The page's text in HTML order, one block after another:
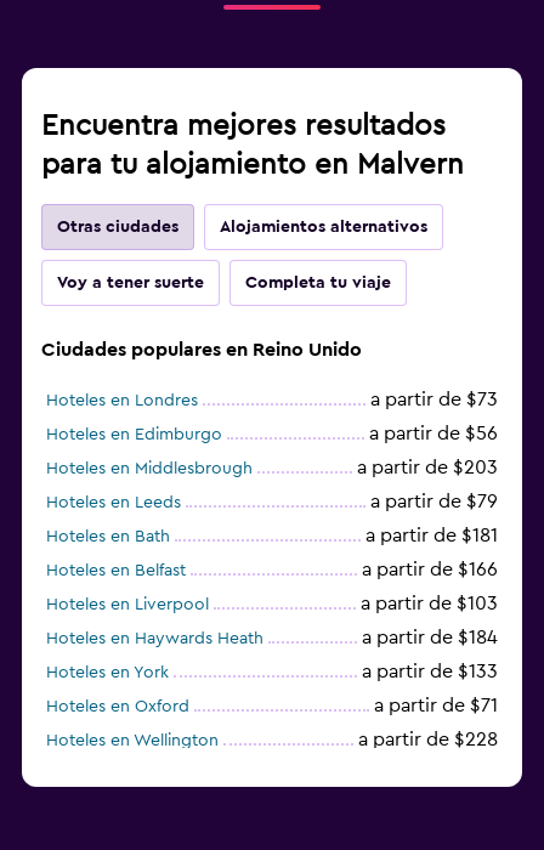
Encuentra mejores resultados
para tu alojamiento en Malvern
Otras ciudades Alojamientos alternativos
Voy a tener suerte Completa tu viaje
Ciudades populares en Reino Unido
Hoteles en Londres a partir de $73
Hoteles en Edimburgo a partir de $56
Hoteles en Middlesbrough a partir de $203
Hoteles en Leeds a partir de $79
Hoteles en Bath a partir de $181
Hoteles en Belfast a partir de $166
Hoteles en Liverpool a partir de $103
Hoteles en Haywards Heath a partir de $184
Hoteles en York a partir de $133
Hoteles en Oxford a partir de $71
Hoteles en Wellington a partir de $228